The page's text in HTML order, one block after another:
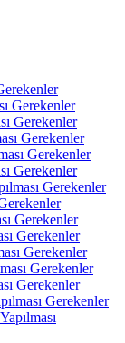
Gerekenler
Gerekenler
Gerekenler
Gerekenler
Gerekenler
Gerekenler
Gerekenler
Gerekenler
Gerekenler
Gerekenler
Gerekenler
Gerekenler